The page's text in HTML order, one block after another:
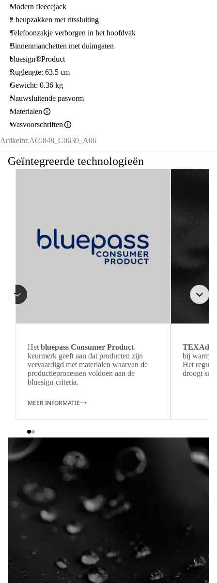
Modern fleecejack
2 heupzakken met ritssluiting
Telefoonzakje verborgen in het hoofdvak
Binnenmanchetten met duimgaten
bluesign®Product
Ruglengte: 63.5 cm
Gewicht: 0.36 kg
Nauwsluitende pasvorm
Materialen
Wasvoorschriften
Artikelnr.A65848_C0630_A06
Geïntegreerde technologieën
Het bluepass Consumer Product-
keurmerk geeft aan dat producten zijn
vervaardigd met materialen waarvan de
productieprocessen voldoen aan de
bluesign-criteria.
MEER INFORMATIE
TEXAdri
bij warmer
Het
droogt